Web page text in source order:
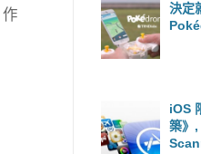
決定
iOS
築》